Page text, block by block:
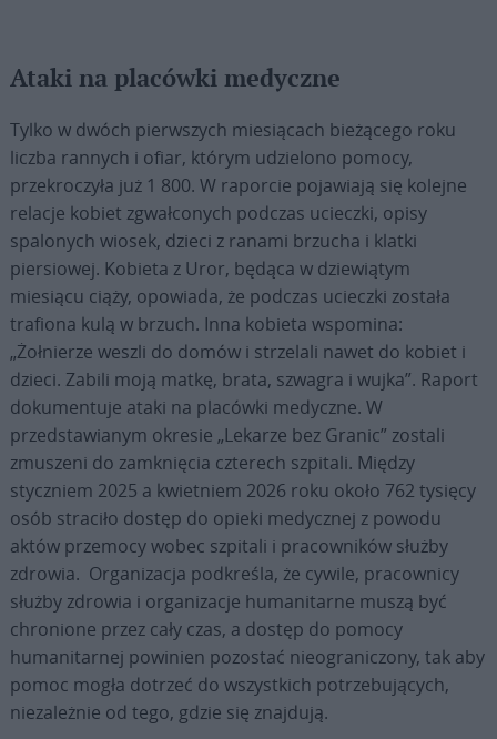
Ataki na placówki medyczne
Tylko w dwóch pierwszych miesiącach bieżącego roku
liczba rannych i ofiar, którym udzielono pomocy,
przekroczyła już 1 800. W raporcie pojawiają się kolejne
relacje kobiet zgwałconych podczas ucieczki, opisy
spalonych wiosek, dzieci z ranami brzucha i klatki
piersiowej. Kobieta z Uror, będąca w dziewiątym
miesiącu ciąży, opowiada, że podczas ucieczki została
trafiona kulą w brzuch. Inna kobieta wspomina:
„Żołnierze weszli do domów i strzelali nawet do kobiet i
dzieci. Zabili moją matkę, brata, szwagra i wujka”. Raport
dokumentuje ataki na placówki medyczne. W
przedstawianym okresie „Lekarze bez Granic” zostali
zmuszeni do zamknięcia czterech szpitali. Między
styczniem 2025 a kwietniem 2026 roku około 762 tysięcy
osób straciło dostęp do opieki medycznej z powodu
aktów przemocy wobec szpitali i pracowników służby
zdrowia. Organizacja podkreśla, że cywile, pracownicy
służby zdrowia i organizacje humanitarne muszą być
chronione przez cały czas, a dostęp do pomocy
humanitarnej powinien pozostać nieograniczony, tak aby
pomoc mogła dotrzeć do wszystkich potrzebujących,
niezależnie od tego, gdzie się znajdują.